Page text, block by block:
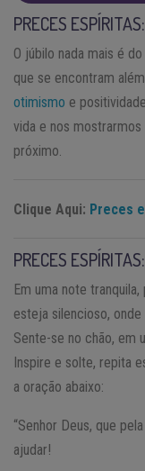
PRECES
O júbilo nada mais é
que se encontram
otimismo e
vida e nos
próximo.
Clique Aqui: Preces
PRECES
Em uma note
esteja silencioso,
Sente-se no chão, em
Inspire e solte, repita
a oração abaixo:
“Senhor Deus, que
ajudar!